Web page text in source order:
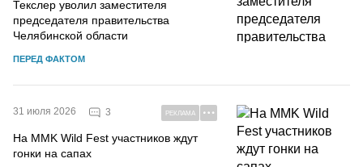
Текслер уволил заместителя
председателя правительства
Челябинской области
ПЕРЕД ФАКТОМ
31 июля 2026 3 РЕКЛАМА
На MMK Wild Fest участников ждут
гонки на сапах